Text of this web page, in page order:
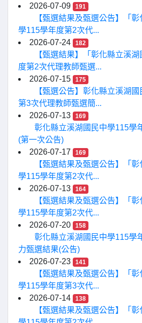
2026-07-09
191
【甄選結果及甄選公告】「
學115學年度第2次代...
2026-07-24
182
【甄選結果】「彰化縣立溪
度第2次代理教師甄選...
2026-07-15
175
【甄選公告】彰化縣立溪湖
第3次代理教師甄選簡...
2026-07-13
169
彰化縣立溪湖國民中學115學
(第一次公告)
2026-07-17
169
【甄選結果及甄選公告】「
學115學年度第2次代...
2026-07-13
164
【甄選結果及甄選公告】「
學115學年度第2次代...
2026-07-20
158
彰化縣立溪湖國民中學115學
力甄選結果(公告)
2026-07-23
141
【甄選結果及甄選公告】「
學115學年度第3次代...
2026-07-14
138
【甄選結果及甄選公告】「